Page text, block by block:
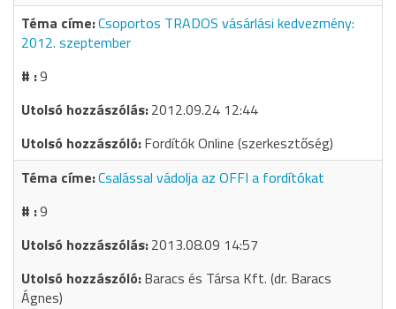
Csoportos TRADOS vásárlási kedvezmény:
2012. szeptember
9
2012.09.24 12:44
Fordítók Online (szerkesztőség)
Csalással vádolja az OFFI a fordítókat
9
2013.08.09 14:57
Baracs és Társa Kft. (dr. Baracs
Ágnes)